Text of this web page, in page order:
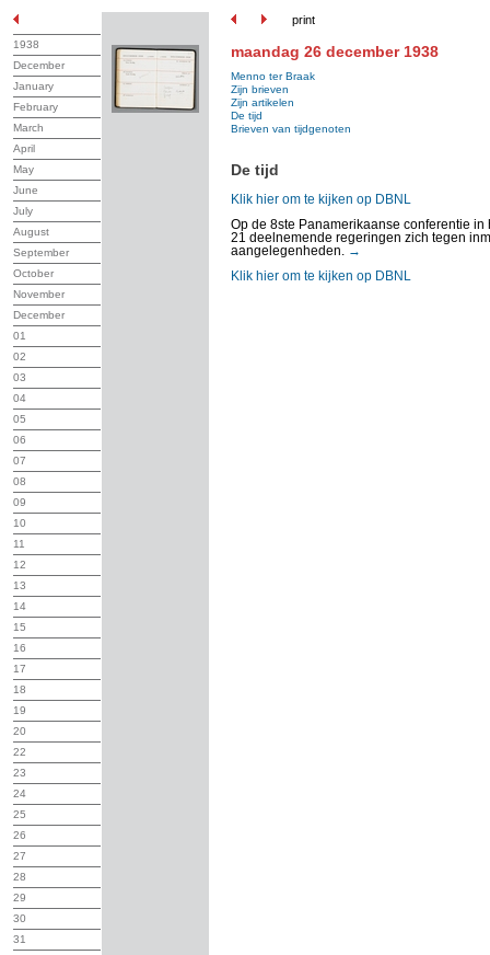
print
1938
December
January
February
March
April
May
June
July
August
September
October
November
December
01
02
03
04
05
06
07
08
09
10
11
12
13
14
15
16
17
18
19
20
22
23
24
25
26
27
28
29
30
31
maandag 26 december 1938
Menno ter Braak
Zijn brieven
Zijn artikelen
De tijd
Brieven van tijdgenoten
De tijd
Klik hier om te kijken op DBNL
Op de 8ste Panamerikaanse conferentie
21 deelnemende regeringen zich tegen
aangelegenheden.
→
Klik hier om te kijken op DBNL